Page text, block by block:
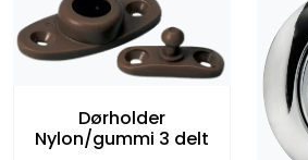
Dørholder
Nylon/gummi 3 delt